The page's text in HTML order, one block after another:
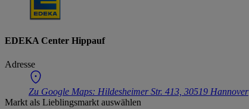
EDEKA Center Hippauf
Adresse
Zu Google Maps: Hildesheimer Str. 413, 30519 Hannover
Markt als Lieblingsmarkt auswählen